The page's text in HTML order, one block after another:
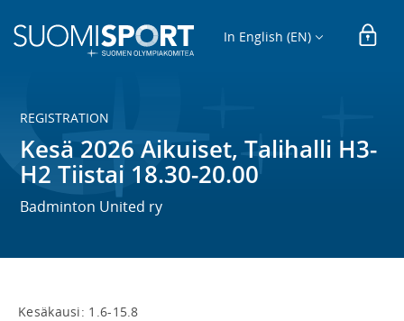
In English (EN)
REGISTRATION
Kesä 2026 Aikuiset, Talihalli H3-
H2 Tiistai 18.30-20.00
Badminton United ry
Kesäkausi: 1.6-15.8